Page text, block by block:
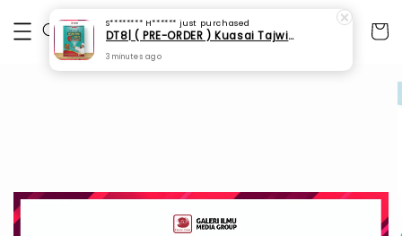
S******** H****** just purchased
DT8| ( PRE-ORDER ) Kuasai Tajwid 6 Jam (SPI 81)
3 minutes ago